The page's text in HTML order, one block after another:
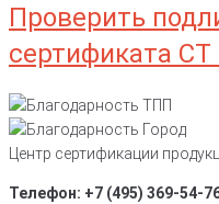
Проверить
сертификата СТ
Центр сертификации
Телефон: +7 (495) 369-54-